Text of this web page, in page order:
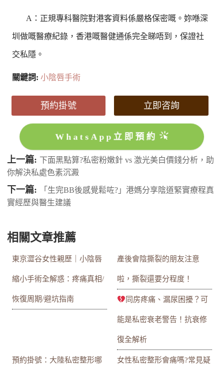
A：正規專科醫院對港客資料係嚴格保密嘅。妳喺深
圳做嘅醫療紀錄，香港嘅醫健通係完全睇唔到，保證社
交私隱。
關鍵詞:小陰唇手術
預約掛號 立即咨詢
WhatsApp立即預約
上一篇: 下面黑點算?私密粉嫩針 vs 激光美白價錢分析，助
你解決私處色素沉澱
下一篇:
「生完BB後感覺鬆咗?」港媽分享陰道緊實療程真
實經歷與醫生建議
相關文章推薦
東京澀谷女性親歷｜小陰唇
縮小手術全解惑：疼痛真相/
恢復周期/避坑指南
產後會陰撕裂的朋友注意
啦，撕裂還要分程度！
同房疼痛、漏尿困擾？可
能是私密衰老警告！抗衰修
復全解析
預約掛號：大陸私密整形哪 女性私密整形會痛嗎?常見疑